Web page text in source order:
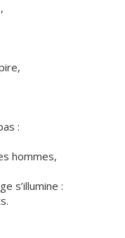
:
hommes,
ge s’illumine :